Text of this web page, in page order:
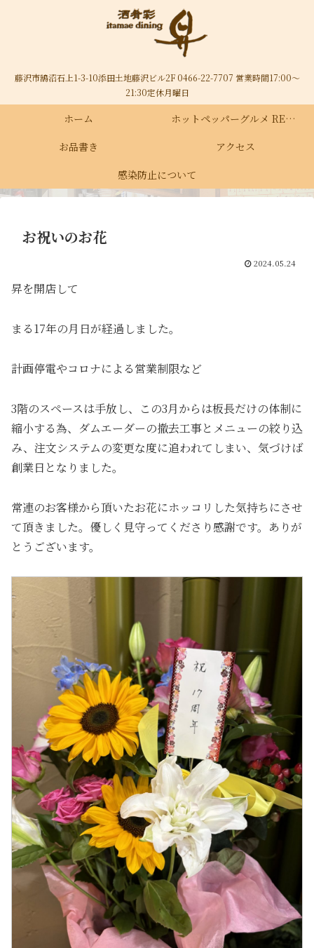
藤沢市鵠沼石上1-3-10添田土地藤沢ビル2F 0466-22-7707 営業時間17:00～
21:30定休月曜日
ホーム
ホットペッパーグルメ RECRUIT
お品書き
アクセス
感染防止について
お祝いのお花
2024.05.24
昇を開店して
まる17年の月日が経過しました。
計画停電やコロナによる営業制限など
3階のスペースは手放し、この3月からは板長だけの体制に
縮小する為、ダムエーダーの撤去工事とメニューの絞り込
み、注文システムの変更な度に追われてしまい、気づけば
創業日となりました。
常連のお客様から頂いたお花にホッコリした気持ちにさせ
て頂きました。優しく見守ってくださり感謝です。ありが
とうございます。